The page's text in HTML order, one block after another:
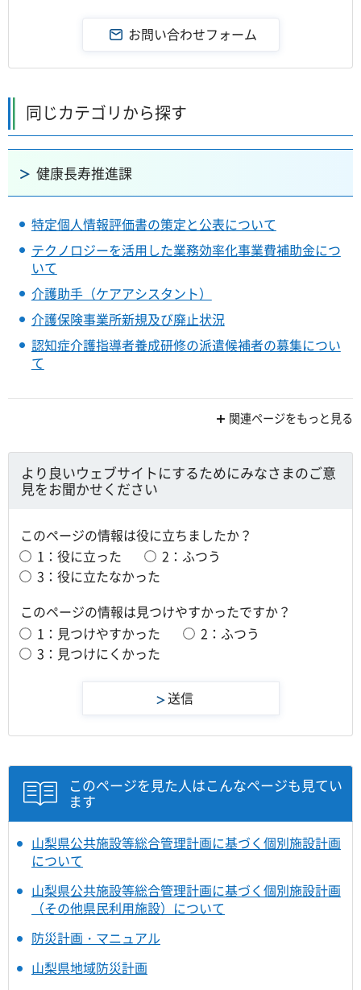
同じカテゴリから探す
健康長寿推進課
特定個人情報評価書の策定と公表について
テクノロジーを活用した業務効率化事業費補助金につ
いて
介護助手（ケアアシスタント）
介護保険事業所新規及び廃止状況
認知症介護指導者養成研修の派遣候補者の募集につい
て
関連ページをもっと見る
より良いウェブサイトにするためにみなさまのご意
見をお聞かせください
このページの情報は役に立ちましたか？
1：役に立った
2：ふつう
3：役に立たなかった
このページの情報は見つけやすかったですか？
1：見つけやすかった
2：ふつう
3：見つけにくかった
このページを見た人はこんなページも見てい
ます
山梨県公共施設等総合管理計画に基づく個別施設計画
について
山梨県公共施設等総合管理計画に基づく個別施設計画
（その他県民利用施設）について
防災計画・マニュアル
山梨県地域防災計画